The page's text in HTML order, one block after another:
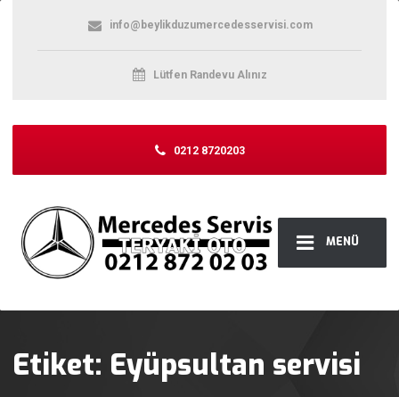
MENÜ
info@beylikduzumercedesservisi.com
Lütfen Randevu Alınız
0212 8720203
Etiket: Eyüpsultan servisi